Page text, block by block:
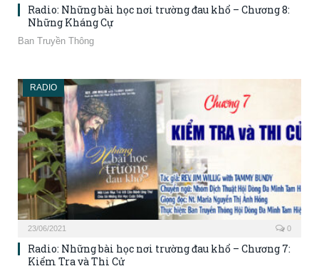
Radio: Những bài học nơi trường đau khổ – Chương 8:
Những Kháng Cự
Ban Truyền Thông
RADIO
23/06/2021 0
Radio: Những bài học nơi trường đau khổ – Chương 7:
Kiểm Tra và Thi Cử